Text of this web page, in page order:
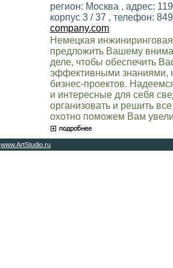
регион: Москва , адрес:
корпус 3 / 37 , телефон:
company.com
Немецкая
предложить Вашему
деле, чтобы обеспечить
эффективными знаниями,
бизнес-проектов.
и интересные для себя
организовать и решить
охотно поможем Вам
www.ArtStudio.ru